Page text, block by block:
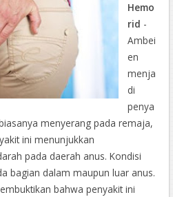
Hemo
rid -
Ambei
en
menja
di
penya
menyerang pada remaja,
ini menunjukkan
pada daerah anus. Kondisi
bagian dalam maupun luar anus.
bahwa penyakit ini